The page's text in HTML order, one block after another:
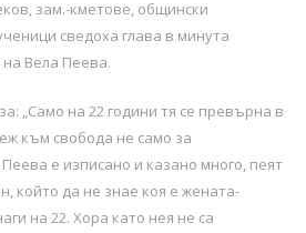
зам.-кметове, общински
сведоха глава в минута
Вела Пеева.
„Само на 22 години тя се превърна в
към свобода не само за
е изписано и казано много, пеят
който да не знае коя е жената-
на 22. Хора като нея не са